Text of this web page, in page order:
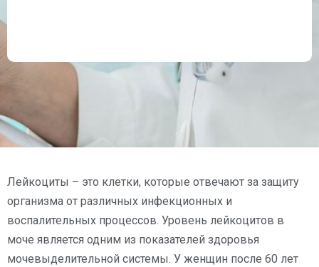
Лейкоциты – это клетки, которые отвечают за защиту
организма от различных инфекционных и
воспалительных процессов. Уровень лейкоцитов в
моче является одним из показателей здоровья
мочевыделительной системы. У женщин после 60 лет